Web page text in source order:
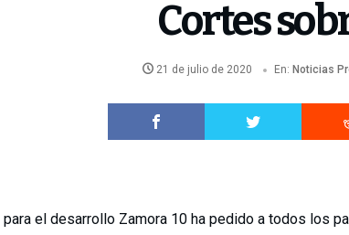
Cortes
21 de julio de 2020 En: Noticias
para el desarrollo Zamora 10 ha pedido a todos los